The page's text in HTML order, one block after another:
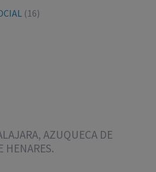
(16)
AZUQUECA DE
HENARES.